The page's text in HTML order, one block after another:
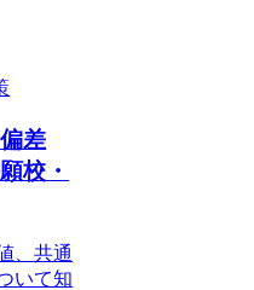
差
校・
、共通
いて知